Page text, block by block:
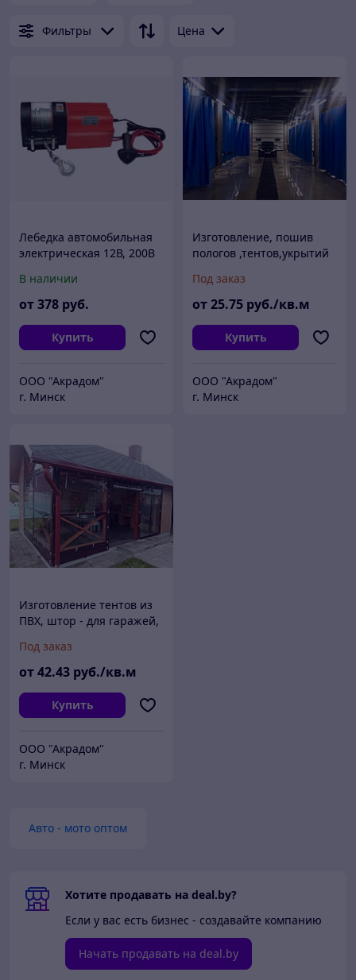
Фильтры
Цена
Лебедка автомобильная
электрическая 12В, 200В
В наличии
от378 руб.
Купить
ООО "Акрадом"
г. Минск
Изготовление, пошив
пологов ,тентов,укрытий
гаражей и боксов,
беседок, из ПВХ
Под заказ
от25.75 руб./кв.м
Купить
ООО "Акрадом"
г. Минск
Изготовление тентов из
ПВХ, штор - для гаражей,
Под заказ
от42.43 руб./кв.м
Купить
ООО "Акрадом"
г. Минск
Авто - мото оптом
Хотите продавать на deal.by?
Если у вас есть бизнес - создавайте компанию
Начать продавать на deal.by